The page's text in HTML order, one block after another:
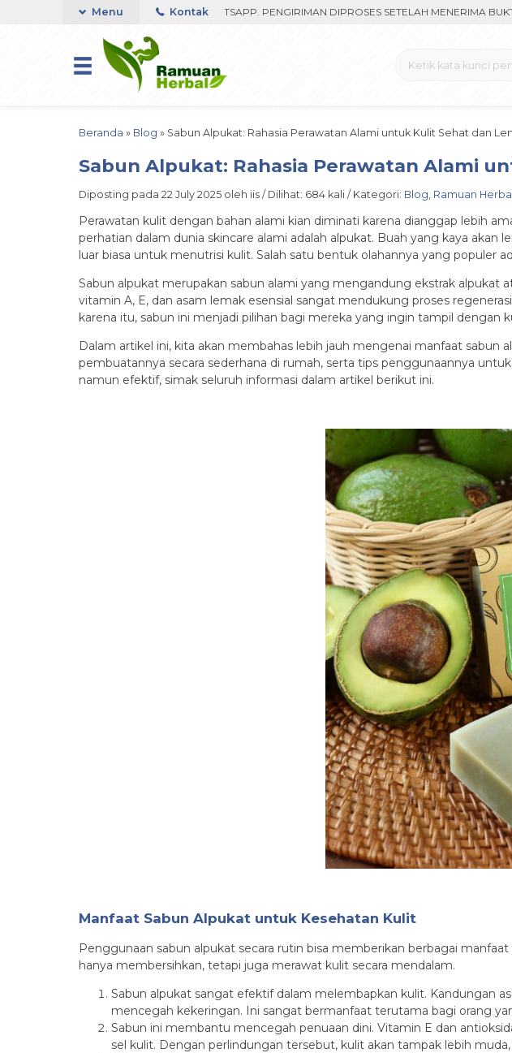
FAST RESPON ORDER VIA WHATSAPP. PENGIRIMAN DIPROSES SETELAH MENERIMA BUKTI
Menu Kontak
Beranda » Blog » Sabun Alpukat: Rahasia Perawatan Alami untuk Kulit Sehat dan
Sabun Alpukat: Rahasia Perawatan Alami
Diposting pada 22 July 2025 oleh iis / Dilihat: 684 kali / Kategori: Blog, Ramuan Herbal
Perawatan kulit dengan bahan alami kian diminati karena dianggap lebih
perhatian dalam dunia skincare alami adalah alpukat. Buah yang kaya
luar biasa untuk menutrisi kulit. Salah satu bentuk olahannya yang populer
Sabun alpukat merupakan sabun alami yang mengandung ekstrak alpukat
vitamin A, E, dan asam lemak esensial sangat mendukung proses
karena itu, sabun ini menjadi pilihan bagi mereka yang ingin tampil dengan
Dalam artikel ini, kita akan membahas lebih jauh mengenai manfaat sabun
pembuatannya secara sederhana di rumah, serta tips penggunaannya
namun efektif, simak seluruh informasi dalam artikel berikut ini.
Manfaat Sabun Alpukat untuk Kesehatan Kulit
Penggunaan sabun alpukat secara rutin bisa memberikan berbagai
hanya membersihkan, tetapi juga merawat kulit secara mendalam.
Sabun alpukat sangat efektif dalam melembapkan kulit. Kandungan
mencegah kekeringan. Ini sangat bermanfaat terutama bagi orang
Sabun ini membantu mencegah penuaan dini. Vitamin E dan
sel kulit. Dengan perlindungan tersebut, kulit akan tampak lebih muda,